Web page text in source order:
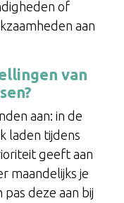
of
aan
van
aan: in de
laden tijdens
geeft aan
maandelijks je
deze aan bij